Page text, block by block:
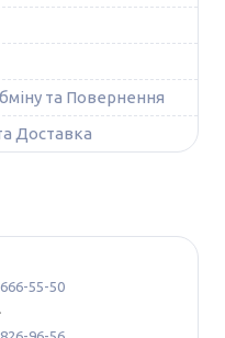
та Повернення
Доставка
55-50